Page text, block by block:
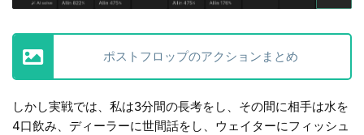
ポストフロップのアクションまとめ
しかし実戦では、私は3分間の長考をし、その間に相手は水を
4口飲み、ディーラーに世間話をし、ウェイターにフィッシュ